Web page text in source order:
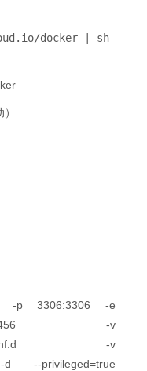
docker | sh
-p 3306:3306 -e
-v
mysql/conf.d -v
-d --privileged=true